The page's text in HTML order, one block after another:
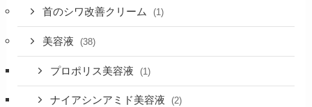
首のシワ改善クリーム (1)
美容液 (38)
プロポリス美容液 (1)
ナイアシンアミド美容液 (2)